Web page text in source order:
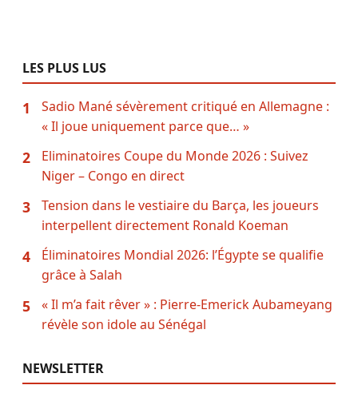
LES PLUS LUS
1
Sadio Mané sévèrement critiqué en Allemagne :
« Il joue uniquement parce que… »
2
Eliminatoires Coupe du Monde 2026 : Suivez
Niger – Congo en direct
3
Tension dans le vestiaire du Barça, les joueurs
interpellent directement Ronald Koeman
4
Éliminatoires Mondial 2026: l’Égypte se qualifie
grâce à Salah
5
« Il m’a fait rêver » : Pierre-Emerick Aubameyang
révèle son idole au Sénégal
NEWSLETTER